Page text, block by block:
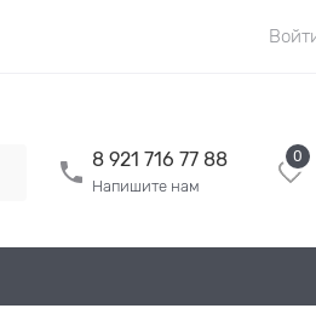
8 921 716 77 88
Напишите нам
0